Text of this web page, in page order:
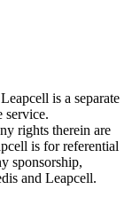
is a separate
service.
rights therein are
is for referential
sponsorship,
and Leapcell.